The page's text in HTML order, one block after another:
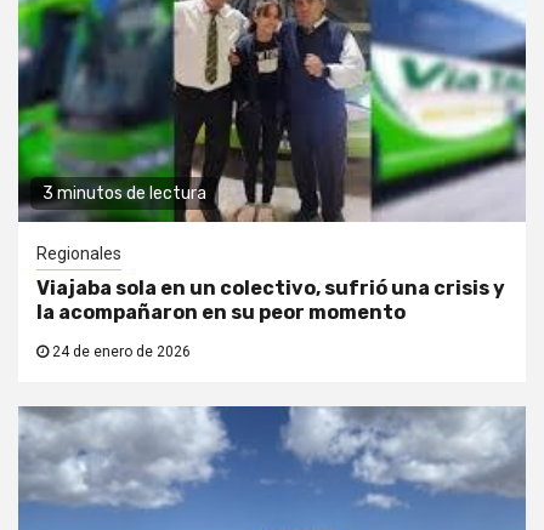
3 minutos de lectura
Regionales
Viajaba sola en un colectivo, sufrió una crisis y
la acompañaron en su peor momento
24 de enero de 2026